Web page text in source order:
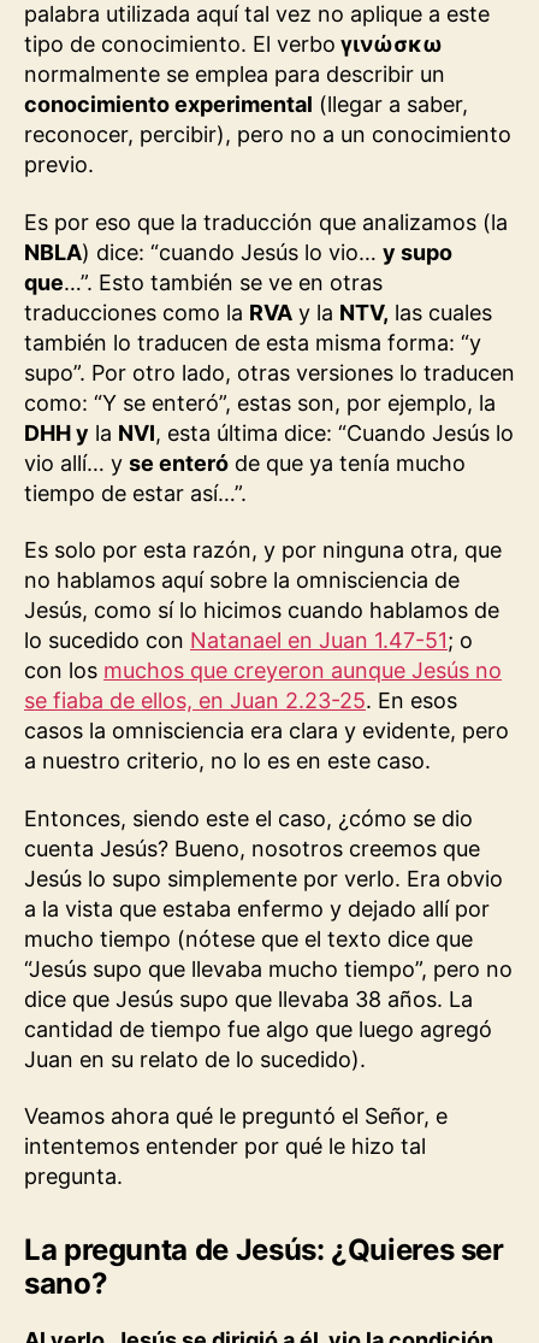
palabra utilizada aquí tal vez no aplique a este
tipo de conocimiento. El verbo γινώσκω
normalmente se emplea para describir un
conocimiento experimental (llegar a saber,
reconocer, percibir), pero no a un conocimiento
previo.
Es por eso que la traducción que analizamos (la
NBLA) dice: “cuando Jesús lo vio… y supo
que…”. Esto también se ve en otras
traducciones como la RVA y la NTV, las cuales
también lo traducen de esta misma forma: “y
supo”. Por otro lado, otras versiones lo traducen
como: “Y se enteró”, estas son, por ejemplo, la
DHH y la NVI, esta última dice: “Cuando Jesús lo
vio allí… y se enteró de que ya tenía mucho
tiempo de estar así…”.
Es solo por esta razón, y por ninguna otra, que
no hablamos aquí sobre la omnisciencia de
Jesús, como sí lo hicimos cuando hablamos de
lo sucedido con Natanael en Juan 1.47-51; o
con los muchos que creyeron aunque Jesús no
se fiaba de ellos, en Juan 2.23-25. En esos
casos la omnisciencia era clara y evidente, pero
a nuestro criterio, no lo es en este caso.
Entonces, siendo este el caso, ¿cómo se dio
cuenta Jesús? Bueno, nosotros creemos que
Jesús lo supo simplemente por verlo. Era obvio
a la vista que estaba enfermo y dejado allí por
mucho tiempo (nótese que el texto dice que
“Jesús supo que llevaba mucho tiempo”, pero no
dice que Jesús supo que llevaba 38 años. La
cantidad de tiempo fue algo que luego agregó
Juan en su relato de lo sucedido).
Veamos ahora qué le preguntó el Señor, e
intentemos entender por qué le hizo tal
pregunta.
La pregunta de Jesús: ¿Quieres ser
sano?